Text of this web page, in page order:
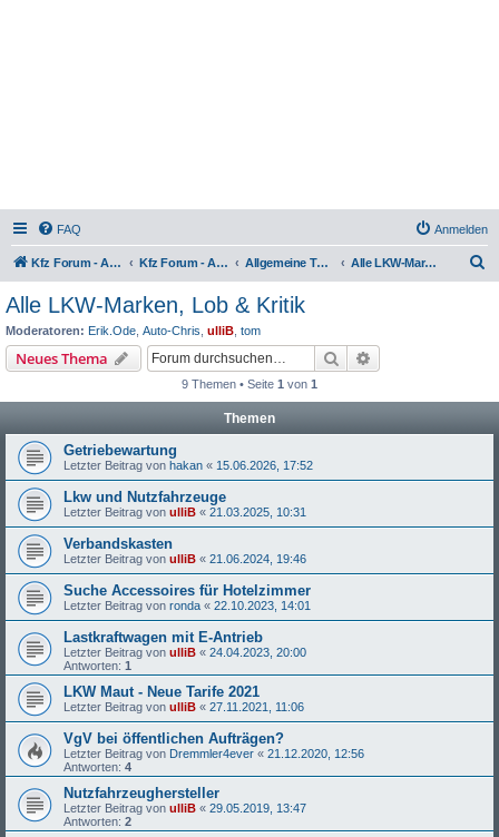
FAQ Anmelden
Kfz Forum - Auto, Motorrad und LKW Kfz Forum - Auto, Motorrad und LKW Allgemeine Themen rund um LKW, Zugmaschinen, Anhänger, Kleintransporter, Nutzfahrzeuge und Sattelschlepper Alle LKW-Marken, Lob & Kritik
Alle LKW-Marken, Lob & Kritik
Moderatoren: Erik.Ode Auto-Chris ulliB tom
Neues Thema Suche
9 Themen • Seite 1 von 1
Themen
Getriebewartung
Letzter Beitrag von hakan « 15.06.2026, 17:52
Lkw und Nutzfahrzeuge
Letzter Beitrag von ulliB « 21.03.2025, 10:31
Verbandskasten
Letzter Beitrag von ulliB « 21.06.2024, 19:46
Suche Accessoires für Hotelzimmer
Letzter Beitrag von ronda « 22.10.2023, 14:01
Lastkraftwagen mit E-Antrieb
Letzter Beitrag von ulliB « 24.04.2023, 20:00
Antworten: 1
LKW Maut - Neue Tarife 2021
Letzter Beitrag von ulliB « 27.11.2021, 11:06
VgV bei öffentlichen Aufträgen?
Letzter Beitrag von Dremmler4ever « 21.12.2020, 12:56
Antworten: 4
Nutzfahrzeughersteller
Letzter Beitrag von ulliB « 29.05.2019, 13:47
Antworten: 2